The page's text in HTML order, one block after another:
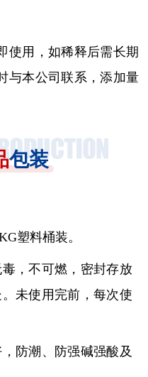
使用，如稀释后需长期
与本公司联系，添加量
包装
塑料桶装。
，不可燃，密封存放
未使用完前，每次使
防潮、防强碱强酸及